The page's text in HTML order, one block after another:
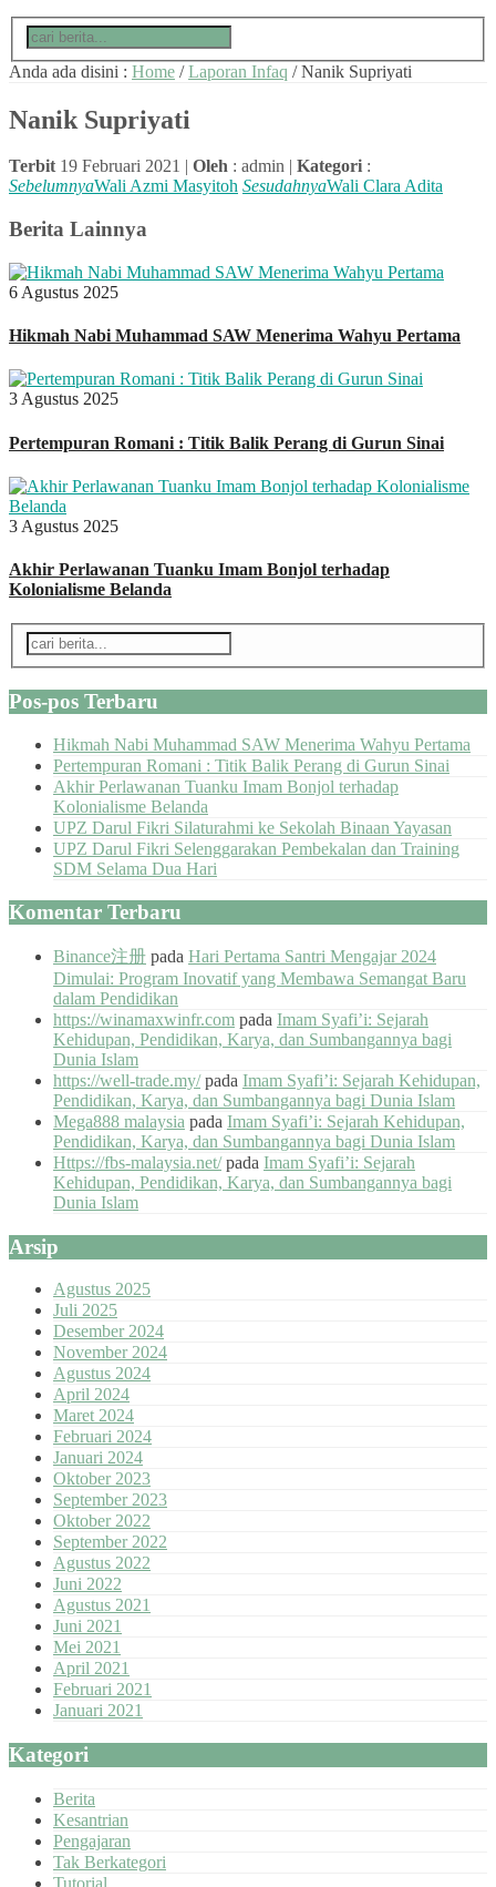
Anda ada disini : Home /Laporan Infaq /Nanik Supriyati
Nanik Supriyati
Terbit 19 Februari 2021 | Oleh : admin | Kategori :
SebelumnyaWali Azmi Masyitoh SesudahnyaWali Clara Adita
Berita Lainnya
6 Agustus 2025
Hikmah Nabi Muhammad SAW Menerima Wahyu Pertama
3 Agustus 2025
Pertempuran Romani : Titik Balik Perang di Gurun Sinai
3 Agustus 2025
Akhir Perlawanan Tuanku Imam Bonjol terhadap
Kolonialisme Belanda
Pos-pos Terbaru
Hikmah Nabi Muhammad SAW Menerima Wahyu Pertama
Pertempuran Romani : Titik Balik Perang di Gurun Sinai
Akhir Perlawanan Tuanku Imam Bonjol terhadap
Kolonialisme Belanda
UPZ Darul Fikri Silaturahmi ke Sekolah Binaan Yayasan
UPZ Darul Fikri Selenggarakan Pembekalan dan Training
SDM Selama Dua Hari
Komentar Terbaru
Binance注册 pada Hari Pertama Santri Mengajar 2024
Dimulai: Program Inovatif yang Membawa Semangat Baru
dalam Pendidikan
https://winamaxwinfr.com pada Imam Syafi’i: Sejarah
Kehidupan, Pendidikan, Karya, dan Sumbangannya bagi
Dunia Islam
https://well-trade.my/pada Imam Syafi’i: Sejarah Kehidupan,
Pendidikan, Karya, dan Sumbangannya bagi Dunia Islam
Mega888 malaysia pada Imam Syafi’i: Sejarah Kehidupan,
Pendidikan, Karya, dan Sumbangannya bagi Dunia Islam
Https://fbs-malaysia.net/pada Imam Syafi’i: Sejarah
Kehidupan, Pendidikan, Karya, dan Sumbangannya bagi
Dunia Islam
Arsip
Agustus 2025
Juli 2025
Desember 2024
November 2024
Agustus 2024
April 2024
Maret 2024
Februari 2024
Januari 2024
Oktober 2023
September 2023
Oktober 2022
September 2022
Agustus 2022
Juni 2022
Agustus 2021
Juni 2021
Mei 2021
April 2021
Februari 2021
Januari 2021
Kategori
Berita
Kesantrian
Pengajaran
Tak Berkategori
Tutorial